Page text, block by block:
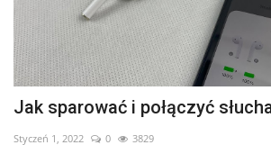
Jak sparować i połączyć
Styczeń 1, 2022 0 3829